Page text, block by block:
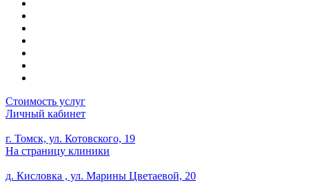
Стоимость услуг
Личный кабинет
г. Томск, ул. Котовского, 19
На страницу клиники
д. Кисловка , ул. Марины Цветаевой, 20